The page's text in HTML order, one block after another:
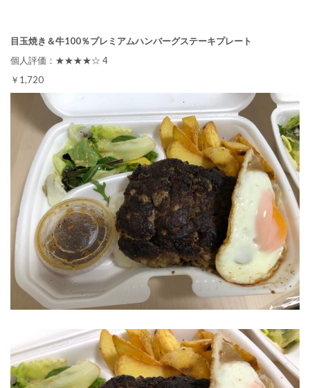
目玉焼き＆牛100％プレミアムハンバーグステーキプレート
個人評価：★★★★☆ 4
￥1,720